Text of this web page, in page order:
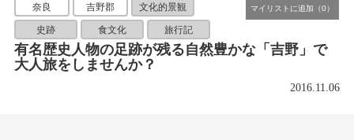
奈良 吉野郡 文化的景観
史跡 食文化 旅行記
有名歴史人物の足跡が残る自然豊かな「吉野」で
大人旅をしませんか？
2016.11.06